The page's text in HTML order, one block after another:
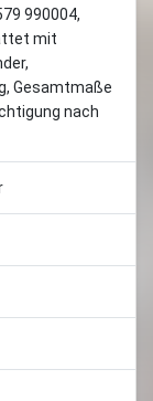
990004,
mit
Gesamtmaße
nach